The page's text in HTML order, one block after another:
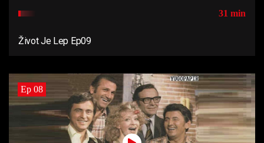
31 min
Život Je Lep Ep09
Ep 08